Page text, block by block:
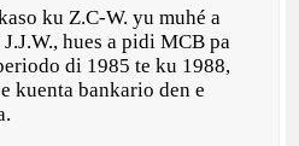
ku Z.C-W. yu muhé a
hues a pidi MCB pa
di 1985 te ku 1988,
kuenta bankario den e